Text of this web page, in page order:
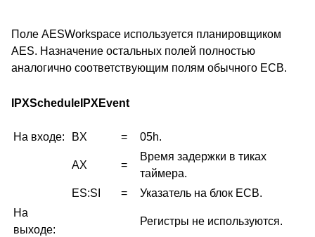
Поле AESWorkspace используется планировщиком
AES. Назначение остальных полей полностью
аналогично соответствующим полям обычного ECB.
IPXScheduleIPXEvent
На входе: BX = 05h.
AX =
Время задержки в тиках
таймера.
ES:SI
=
Указатель на блок ECB.
На
выходе:
Регистры не используются.